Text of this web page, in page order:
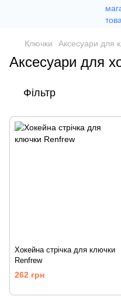
Ключки Аксесуари для
Аксесуари для
Фільтр
Хокейна стрічка для ключки
Renfrew
262 грн